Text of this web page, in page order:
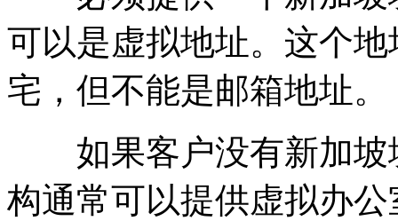
可以是虚拟地址。这个
宅，但不能是邮箱地址。
如果客户没有新加坡
构通常可以提供虚拟办